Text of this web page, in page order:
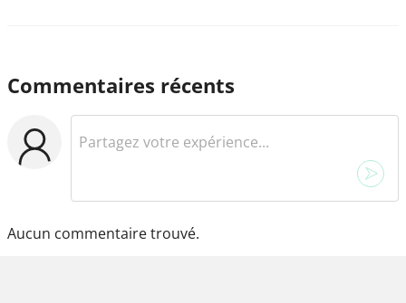
Commentaires récents
Aucun commentaire trouvé.